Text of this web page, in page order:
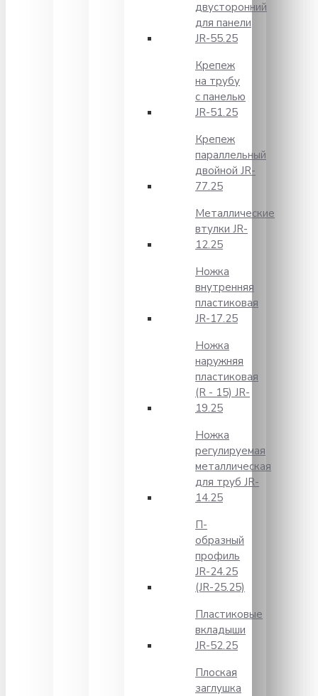
двусторонний
для панели
JR-55.25
Крепеж
на трубу
с панелью
JR-51.25
Крепеж
параллельный
двойной JR-
77.25
Металлические
втулки JR-
12.25
Ножка
внутренняя
пластиковая
JR-17.25
Ножка
наружняя
пластиковая
(R - 15) JR-
19.25
Ножка
регулируемая
металлическая
для труб JR-
14.25
П-
образный
профиль
JR-24.25
(JR-25.25)
Пластиковые
вкладыши
JR-52.25
Плоская
заглушка